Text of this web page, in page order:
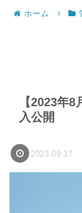
ホーム
【2023年
入公開
2023.09.17